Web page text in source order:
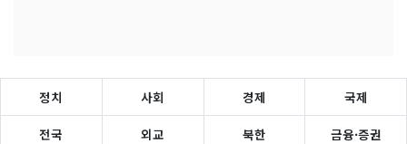
정치 사회 경제 국제
전국 외교 북한 금융·증권